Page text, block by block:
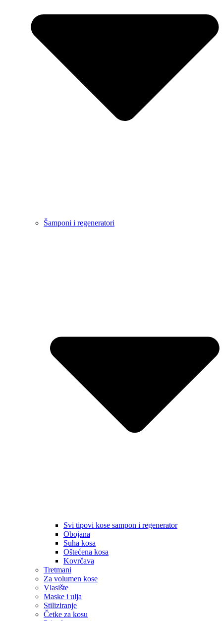
Šamponi i regeneratori
Svi tipovi kose sampon i regenerator
Obojana
Suha kosa
Oštećena kosa
Kovrčava
Tretmani
Za volumen kose
Vlasište
Maske i ulja
Stiliziranje
Četke za kosu